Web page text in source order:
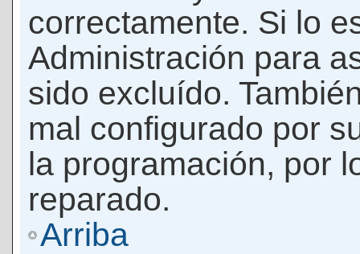
correctamente. Si lo
Administración para
sido excluído.
mal configurado por
la programación, por
reparado.
Arriba